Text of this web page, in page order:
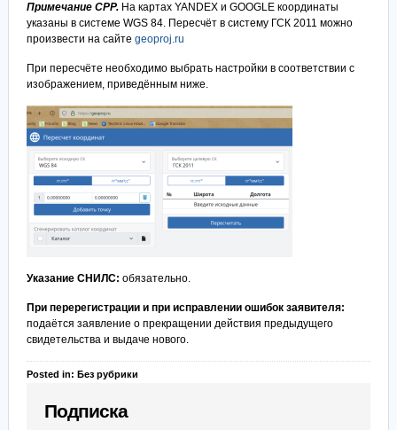
Примечание СРР.На картах YANDEX и GOOGLE координаты
указаны в системе WGS 84. Пересчёт в систему ГСК 2011 можно
произвести на сайте geoproj.ru
При пересчёте необходимо выбрать настройки в соответствии с
изображением, приведённым ниже.
Указание СНИЛС: обязательно.
При перерегистрации и при исправлении ошибок заявителя:
подаётся заявление о прекращении действия предыдущего
свидетельства и выдаче нового.
Posted in: Без рубрики
Подписка